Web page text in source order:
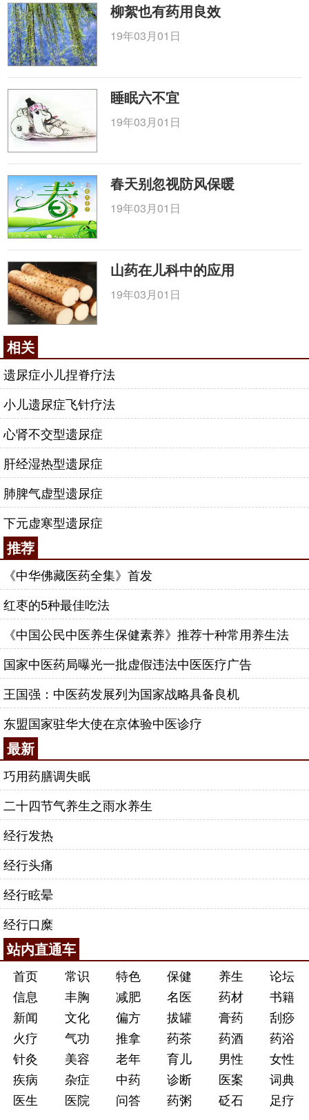
柳絮也有药用良效
19年03月01日
睡眠六不宜
19年03月01日
春天别忽视防风保暖
19年03月01日
山药在儿科中的应用
19年03月01日
相关
遗尿症小儿捏脊疗法
小儿遗尿症飞针疗法
心肾不交型遗尿症
肝经湿热型遗尿症
肺脾气虚型遗尿症
下元虚寒型遗尿症
推荐
《中华佛藏医药全集》首发
红枣的5种最佳吃法
《中国公民中医养生保健素养》推荐十种常用养生法
国家中医药局曝光一批虚假违法中医医疗广告
王国强：中医药发展列为国家战略具备良机
东盟国家驻华大使在京体验中医诊疗
最新
巧用药膳调失眠
二十四节气养生之雨水养生
经行发热
经行头痛
经行眩晕
经行口糜
站内直通车
首页 常识 特色 保健 养生
论坛
信息
丰胸 减肥 名医 药材
书籍
新闻
文化 偏方 拔罐 膏药
刮痧
火疗
气功 推拿 药茶 药酒
药浴
针灸
美容 老年 育儿 男性
女性
疾病
杂症 中药 诊断 医案
词典
医生
医院 问答 药粥 砭石 足疗